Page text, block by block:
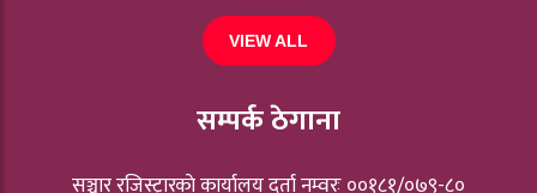
VIEW ALL
सम्पर्क ठेगाना
सञ्चार रजिस्ट्रारकाे कार्यालय दर्ता नम्वरः ००१८१/०७९-८०